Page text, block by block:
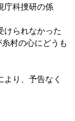
庁科捜研の係
けられなかった
村の心にどうも
り、予告なく